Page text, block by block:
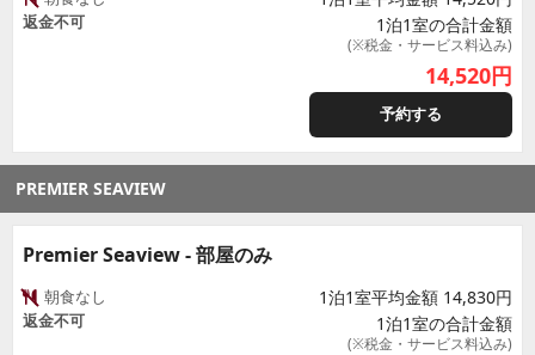
返金不可
1泊1室の合計金額
(※税金・サービス料込み)
14,520円
予約する
PREMIER SEAVIEW
Premier Seaview - 部屋のみ
朝食なし
返金不可
1泊1室平均金額 14,830円
1泊1室の合計金額
(※税金・サービス料込み)